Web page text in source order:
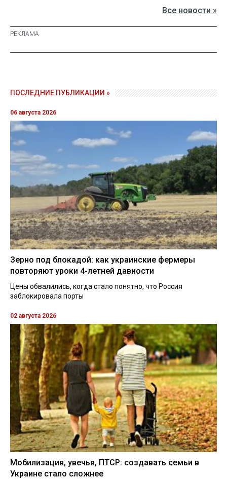
Все новости »
ПОСЛЕДНИЕ ПУБЛИКАЦИИ »
06 августа 2026
Зерно под блокадой: как украинские фермеры
повторяют уроки 4-летней давности
Цены обвалились, когда стало понятно, что Россия
заблокировала порты
02 августа 2026
Мобилизация, увечья, ПТСР: создавать семьи в
Украине стало сложнее